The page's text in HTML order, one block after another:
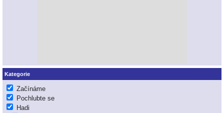
Kategorie
Začínáme
Pochlubte se
Hadi